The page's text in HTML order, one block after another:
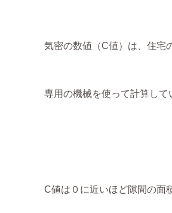
気密の数値（C値）は、住宅
専用の機械を使って計算して
C値は０に近いほど隙間の面